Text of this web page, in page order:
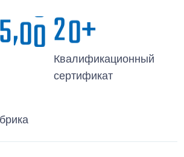
5,0020+
Квалификационный
сертификат